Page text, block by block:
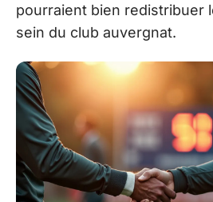
pourraient bien redistribuer
sein du club auvergnat.